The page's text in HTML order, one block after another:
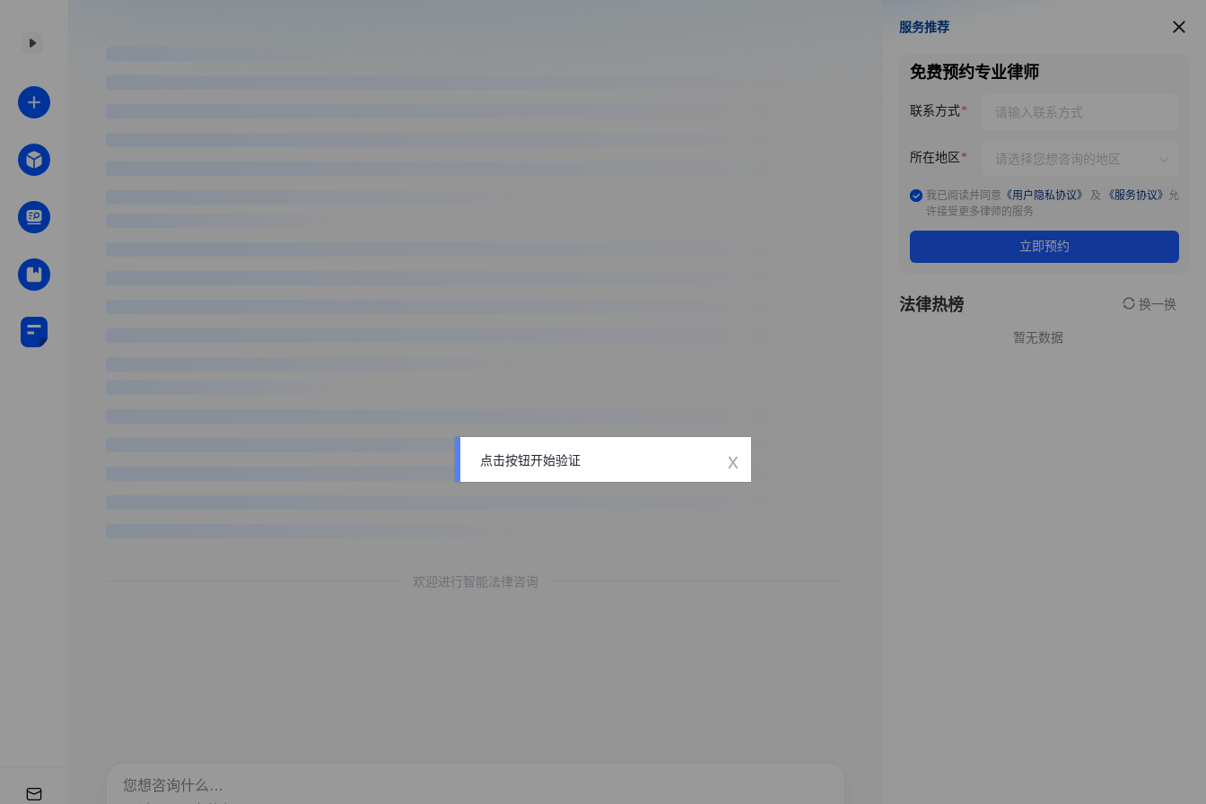
欢迎进行智能法律咨询
服务推荐
服务推荐
免费预约专业律师
联系方式
所在地区
我已阅读并同意 《用户隐私协议》 及 《服务协议》 允
许接受更多律师的服务
立即预约
法律热榜 换一换
暂无数据
点击按钮开始验证 x